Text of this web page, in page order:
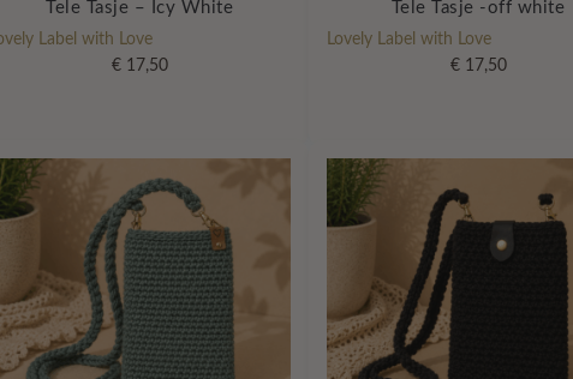
Tele Tasje – Icy White
Label with Love
€17,50
Tele Tasje -off white
Lovely Label with Love
€17,50